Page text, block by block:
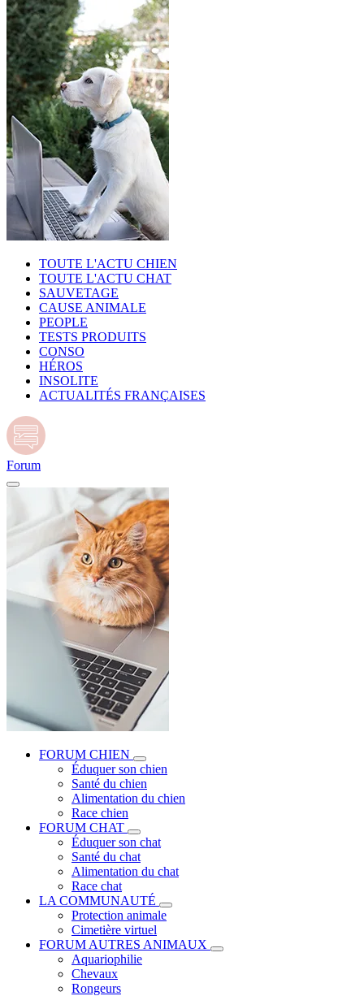
TOUTE L'ACTU CHIEN
TOUTE L'ACTU CHAT
SAUVETAGE
CAUSE ANIMALE
PEOPLE
TESTS PRODUITS
CONSO
HÉROS
INSOLITE
ACTUALITÉS FRANÇAISES
Forum
FORUM CHIEN
Éduquer son chien
Santé du chien
Alimentation du chien
Race chien
FORUM CHAT
Éduquer son chat
Santé du chat
Alimentation du chat
Race chat
LA COMMUNAUTÉ
Protection animale
Cimetière virtuel
FORUM AUTRES ANIMAUX
Aquariophilie
Chevaux
Rongeurs